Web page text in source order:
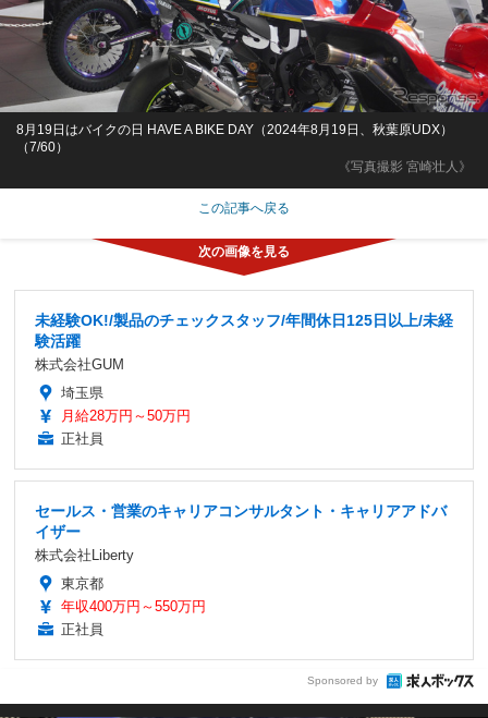
《写真撮影 宮崎壮人》
8月19日はバイクの日 HAVE A BIKE DAY（2024年8月19日、秋葉原UDX）
（7/60）
この記事へ戻る
未経験OK!/製品のチェックスタッフ/年間休日125日以上/未経
験活躍
株式会社GUM
埼玉県
月給28万円～50万円
正社員
セールス・営業のキャリアコンサルタント・キャリアアドバ
イザー
株式会社Liberty
東京都
年収400万円～550万円
正社員
Sponsored by